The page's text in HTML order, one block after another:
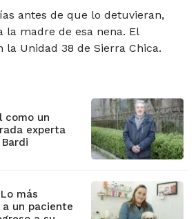
antes de que lo detuvieran,
la madre de esa nena. El
la Unidad 38 de Sierra Chica.
como un
experta
más
un paciente